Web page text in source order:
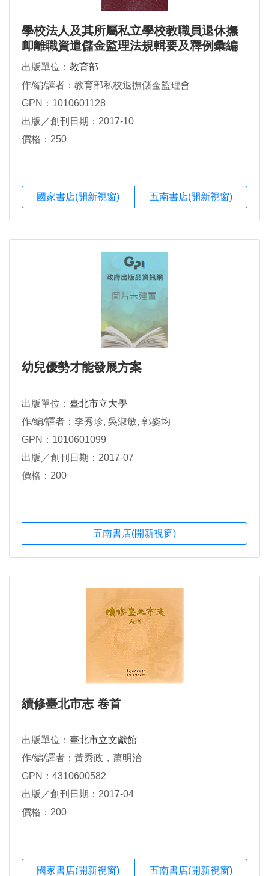
學校法人及其所屬私立學校教職員退休撫
卹離職資遣儲金監理法規輯要及釋例彙編
出版單位： 教育部
作/編/譯者：教育部私校退撫儲金監理會
GPN：1010601128
出版／創刊日期：2017-10
價格：250
國家書店(開新視窗) 五南書店(開新視窗)
幼兒優勢才能發展方案
出版單位： 臺北市立大學
作/編/譯者：李秀珍, 吳淑敏, 郭姿均
GPN：1010601099
出版／創刊日期：2017-07
價格：200
五南書店(開新視窗)
續修臺北市志 卷首
出版單位： 臺北市立文獻館
作/編/譯者：黃秀政，蕭明治
GPN：4310600582
出版／創刊日期：2017-04
價格：200
國家書店(開新視窗) 五南書店(開新視窗)